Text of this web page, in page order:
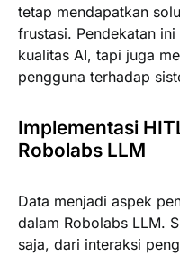
tetap mendapatkan
frustasi. Pendekatan
kualitas AI, tapi juga
pengguna terhadap
Implementasi
Robolabs LLM
Data menjadi aspek
dalam Robolabs LLM.
saja, dari interaksi